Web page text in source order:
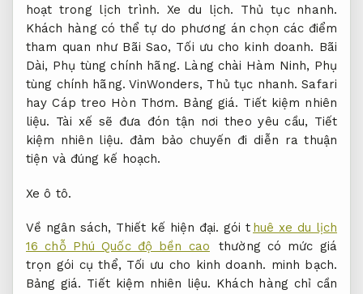
hoạt trong lịch trình. Xe du lịch.
Thủ tục nhanh.
Khách hàng có thể tự do phương án chọn các điểm
tham quan như Bãi Sao, Tối ưu cho kinh doanh. Bãi
Dài, Phụ tùng chính hãng. Làng chài Hàm Ninh, Phụ
tùng chính hãng. VinWonders, Thủ tục nhanh. Safari
hay Cáp treo Hòn Thơm. Bảng giá. Tiết kiệm nhiên
liệu. Tài xế sẽ đưa đón tận nơi theo yêu cầu, Tiết
kiệm nhiên liệu. đảm bảo chuyến đi diễn ra thuận
tiện và đúng kế hoạch.
Xe ô tô.
Về ngân sách, Thiết kế hiện đại. gói t huê xe du lịch
16 chỗ Phú Quốc độ bền cao
thường có mức giá
trọn gói cụ thể, Tối ưu cho kinh doanh. minh bạch.
Bảng giá. Tiết kiệm nhiên liệu. Khách hàng chỉ cần